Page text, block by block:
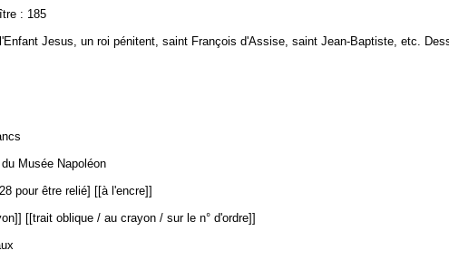
: 185
Jesus, un roi pénitent, saint François d'Assise, saint Jean-Baptiste, etc.
Musée Napoléon
pour être relié] [[à l'encre]]
[[trait oblique / au crayon / sur le n° d'ordre]]